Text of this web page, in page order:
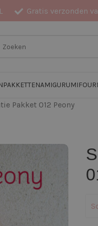
Gratis verzonden
PAKKETTENAMIGURUMI
Pakket 012 Peony